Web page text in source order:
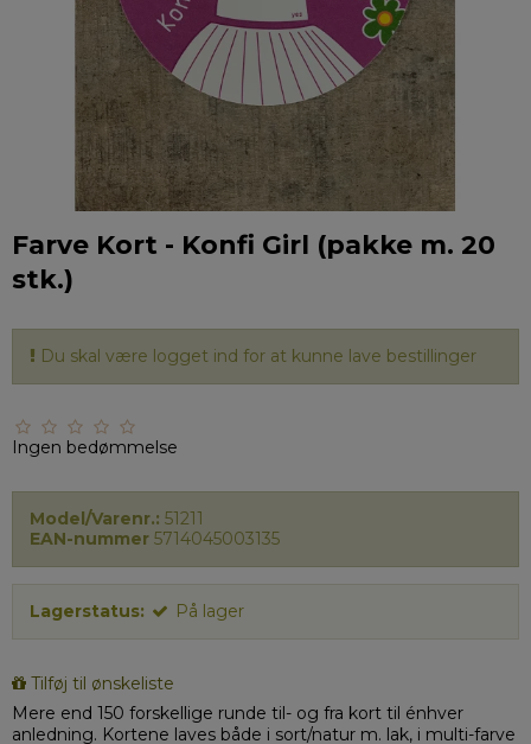
Farve Kort - Konfi Girl (pakke m. 20
stk.)
Du skal være logget ind for at kunne lave bestillinger
Ingen bedømmelse
Model/Varenr.: 51211
EAN-nummer 5714045003135
Lagerstatus: På lager
Tilføj til ønskeliste
Mere end 150 forskellige runde til- og fra kort til énhver
anledning. Kortene laves både i sort/natur m. lak, i multi-farve